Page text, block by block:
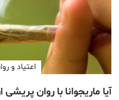
اعتیاد و
آیا ماریجوانا با روان پریشی